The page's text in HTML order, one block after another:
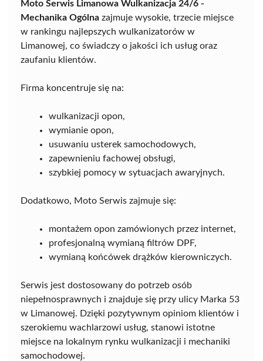
Moto Serwis Limanowa Wulkanizacja 24/6 -
Mechanika Ogólna zajmuje wysokie, trzecie miejsce
w rankingu najlepszych wulkanizatorów w
Limanowej, co świadczy o jakości ich usług oraz
zaufaniu klientów.
Firma koncentruje się na:
wulkanizacji opon,
wymianie opon,
usuwaniu usterek samochodowych,
zapewnieniu fachowej obsługi,
szybkiej pomocy w sytuacjach awaryjnych.
Dodatkowo, Moto Serwis zajmuje się:
montażem opon zamówionych przez internet,
profesjonalną wymianą filtrów DPF,
wymianą końcówek drążków kierowniczych.
Serwis jest dostosowany do potrzeb osób
niepełnosprawnych i znajduje się przy ulicy Marka 53
w Limanowej. Dzięki pozytywnym opiniom klientów i
szerokiemu wachlarzowi usług, stanowi istotne
miejsce na lokalnym rynku wulkanizacji i mechaniki
samochodowej.